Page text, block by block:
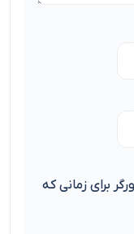
برای زمانی که